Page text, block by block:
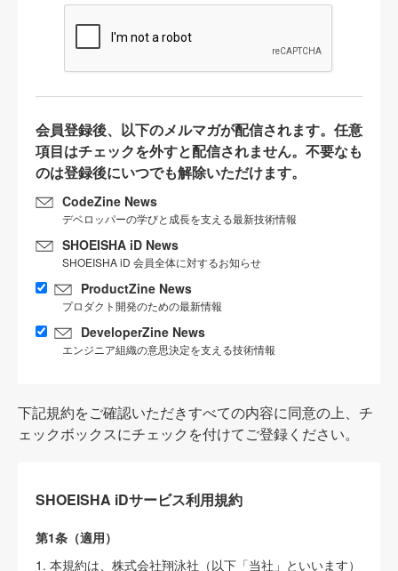
会員登録後、以下のメルマガが配信されます。任意
項目はチェックを外すと配信されません。不要なも
のは登録後にいつでも解除いただけます。
CodeZine News
デベロッパーの学びと成長を支える最新技術情報
SHOEISHA iD News
SHOEISHA iD 会員全体に対するお知らせ
ProductZine News
プロダクト開発のための最新情報
DeveloperZine News
エンジニア組織の意思決定を支える技術情報
下記規約をご確認いただきすべての内容に同意の上、チ
ェックボックスにチェックを付けてご登録ください。
SHOEISHA iDサービス利用規約
第1条（適用）
1. 本規約は、株式会社翔泳社（以下「当社」といいます）